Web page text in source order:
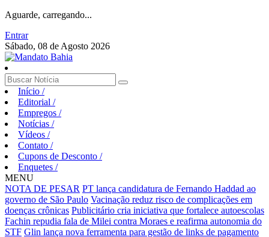
Aguarde, carregando...
Entrar
Sábado, 08 de Agosto 2026
Início /
Editorial /
Empregos /
Notícias /
Vídeos /
Contato /
Cupons de Desconto /
Enquetes /
MENU
NOTA DE PESAR PT lança candidatura de Fernando Haddad ao
governo de São Paulo Vacinação reduz risco de complicações em
doenças crônicas Publicitário cria iniciativa que fortalece autoescolas
Fachin repudia fala de Milei contra Moraes e reafirma autonomia do
STF Glin lança nova ferramenta para gestão de links de pagamento